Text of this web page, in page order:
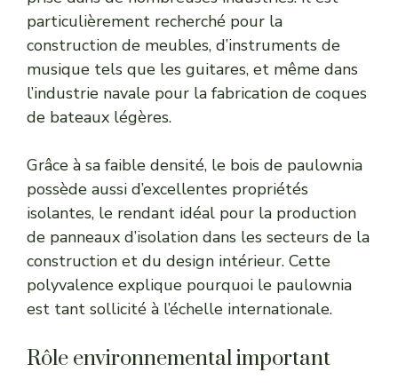
particulièrement recherché pour la
construction de meubles, d’instruments de
musique tels que les guitares, et même dans
l’industrie navale pour la fabrication de coques
de bateaux légères.
Grâce à sa faible densité, le bois de paulownia
possède aussi d’excellentes propriétés
isolantes, le rendant idéal pour la production
de panneaux d’isolation dans les secteurs de la
construction et du design intérieur. Cette
polyvalence explique pourquoi le paulownia
est tant sollicité à l’échelle internationale.
Rôle environnemental important